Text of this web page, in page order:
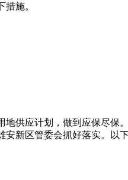
施。
供应计划，做到应保尽保
新区管委会抓好落实。以